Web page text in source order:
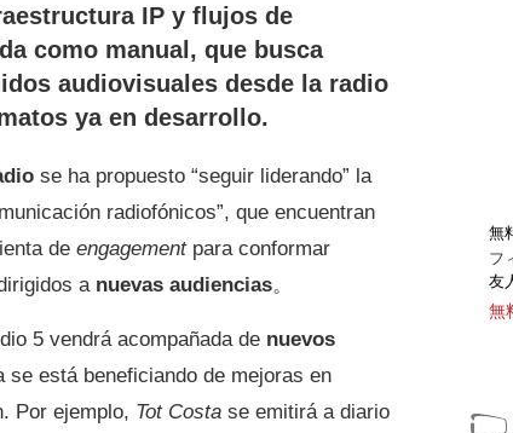
IP y flujos de
como manual, que busca
audiovisuales desde la radio
ya en desarrollo.
se ha propuesto “seguir liderando” la
radiofónicos”, que encuentran
de engagement para conformar
a nuevas audiencias。
5 vendrá acompañada de nuevos
se está beneficiando de mejoras en
Por ejemplo, Tot Costa se emitirá a diario
無
フ
友
無